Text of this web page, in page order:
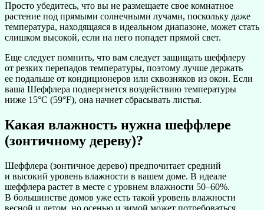
Просто убедитесь, что вы не размещаете свое комнатное
растение под прямыми солнечными лучами, поскольку даже
температура, находящаяся в идеальном диапазоне, может стать
слишком высокой, если на него попадет прямой свет.
Еще следует помнить, что вам следует защищать шеффлеру
от резких перепадов температуры, поэтому лучше держать
ее подальше от кондиционеров или сквозняков из окон. Если
ваша Шеффлера подвергнется воздействию температуры
ниже 15°C (59°F), она начнет сбрасывать листья.
Какая влажность нужна шеффлере
(зонтичному дереву)?
Шеффлера (зонтичное дерево) предпочитает средний
и высокий уровень влажности в вашем доме. В идеале
шеффлера растет в месте с уровнем влажности 50–60%.
В большинстве домов уже есть такой уровень влажности
весной и летом, но осенью и зимой может потребоваться